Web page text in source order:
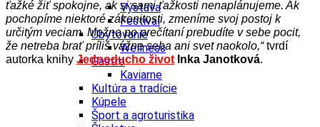
Výstava
Festival
Ubytovanie
Wellness
Gastro
Kaviarne
Kultúra a tradície
Kúpele
Šport a agroturistika
ťažké žiť spokojne, ak si sami ťažkosti nenaplánujeme. Ak
pochopíme niektoré zákonitosti, zmeníme svoj postoj k
určitým veciam. Možno po prečítaní prebudíte v sebe pocit,
že netreba brať príliš vážne seba ani svet naokolo,“tvrdí
autorka knihy Jednoducho život Inka Janotková.